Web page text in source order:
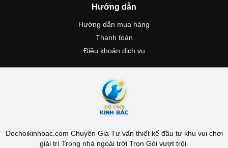
Hướng dẫn
Hướng dẫn mua hàng
Thanh toán
Điều khoản dịch vụ
Dochoikinhbac.com Chuyên Gia Tư vấn thiết kế đầu tư khu vui chơi
giải trí Trong nhà ngoài trời Trọn Gói vượt trội.